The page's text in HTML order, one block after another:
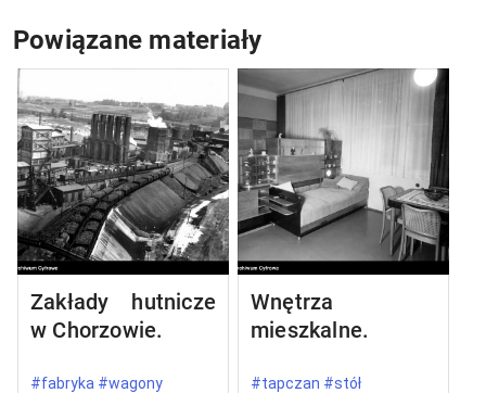
Powiązane materiały
Zakłady hutnicze
w Chorzowie.
#fabryka #wagony
Wnętrza
mieszkalne.
#tapczan #stół